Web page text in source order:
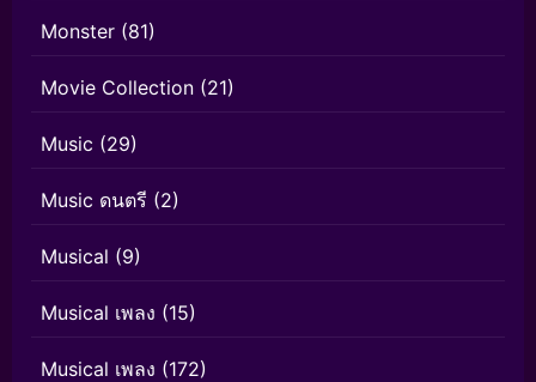
Monster (81)
Movie Collection (21)
Music (29)
Music ดนตรี (2)
Musical (9)
Musical เพลง (15)
Musical เพลง (172)